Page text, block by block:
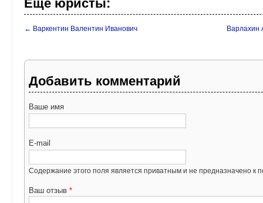
Еще юристы:
← Варкентин Валентин Иванович Варлахин
Добавить комментарий
Ваше имя
E-mail
Содержание этого поля является приватным и не предназначено к
Ваш отзыв *